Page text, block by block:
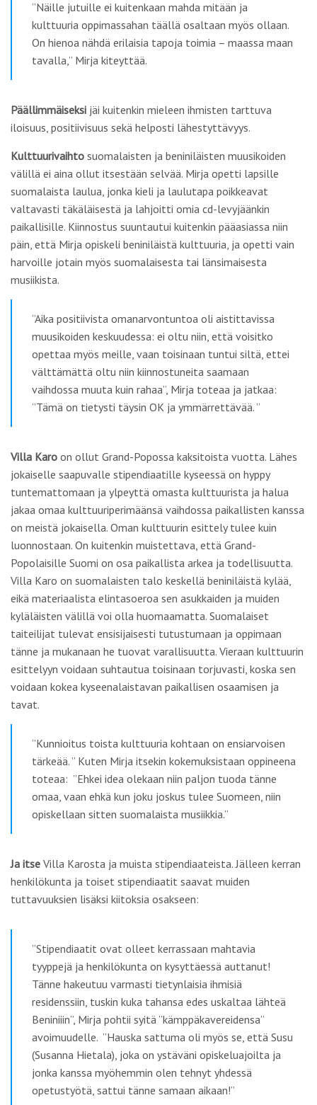
”Näille jutuille ei kuitenkaan mahda mitään ja
kulttuuria oppimassahan täällä osaltaan myös ollaan.
On hienoa nähdä erilaisia tapoja toimia – maassa maan
tavalla,” Mirja kiteyttää.
Päällimmäiseksi jäi kuitenkin mieleen ihmisten tarttuva
iloisuus, positiivisuus sekä helposti lähestyttävyys.
Kulttuurivaihto suomalaisten ja beniniläisten muusikoiden
välillä ei aina ollut itsestään selvää. Mirja opetti lapsille
suomalaista laulua, jonka kieli ja laulutapa poikkeavat
valtavasti täkäläisestä ja lahjoitti omia cd-levyjäänkin
paikallisille. Kiinnostus suuntautui kuitenkin pääasiassa niin
päin, että Mirja opiskeli beniniläistä kulttuuria, ja opetti vain
harvoille jotain myös suomalaisesta tai länsimaisesta
musiikista.
”Aika positiivista omanarvontuntoa oli aistittavissa
muusikoiden keskuudessa: ei oltu niin, että voisitko
opettaa myös meille, vaan toisinaan tuntui siltä, ettei
välttämättä oltu niin kiinnostuneita saamaan
vaihdossa muuta kuin rahaa”, Mirja toteaa ja jatkaa:
”Tämä on tietysti täysin OK ja ymmärrettävää. ”
Villa Karo on ollut Grand-Popossa kaksitoista vuotta. Lähes
jokaiselle saapuvalle stipendiaatille kyseessä on hyppy
tuntemattomaan ja ylpeyttä omasta kulttuurista ja halua
jakaa omaa kulttuuriperimäänsä vaihdossa paikallisten kanssa
on meistä jokaisella. Oman kulttuurin esittely tulee kuin
luonnostaan. On kuitenkin muistettava, että Grand-
Popolaisille Suomi on osa paikallista arkea ja todellisuutta.
Villa Karo on suomalaisten talo keskellä beniniläistä kylää,
eikä materiaalista elintasoeroa sen asukkaiden ja muiden
kyläläisten välillä voi olla huomaamatta. Suomalaiset
taiteilijat tulevat ensisijaisesti tutustumaan ja oppimaan
tänne ja mukanaan he tuovat varallisuutta. Vieraan kulttuurin
esittelyyn voidaan suhtautua toisinaan torjuvasti, koska sen
voidaan kokea kyseenalaistavan paikallisen osaamisen ja
tavat.
”Kunnioitus toista kulttuuria kohtaan on ensiarvoisen
tärkeää. ” Kuten Mirja itsekin kokemuksistaan oppineena
toteaa: ”Ehkei idea olekaan niin paljon tuoda tänne
omaa, vaan ehkä kun joku joskus tulee Suomeen, niin
opiskellaan sitten suomalaista musiikkia.”
Ja itse Villa Karosta ja muista stipendiaateista. Jälleen kerran
henkilökunta ja toiset stipendiaatit saavat muiden
tuttavuuksien lisäksi kiitoksia osakseen:
”Stipendiaatit ovat olleet kerrassaan mahtavia
tyyppejä ja henkilökunta on kysyttäessä auttanut!
Tänne hakeutuu varmasti tietynlaisia ihmisiä
residenssiin, tuskin kuka tahansa edes uskaltaa lähteä
Beniniiin”, Mirja pohtii syitä ”kämppäkavereidensa”
avoimuudelle. ”Hauska sattuma oli myös se, että Susu
(Susanna Hietala), joka on ystäväni opiskeluajoilta ja
jonka kanssa myöhemmin olen tehnyt yhdessä
opetustyötä, sattui tänne samaan aikaan!”